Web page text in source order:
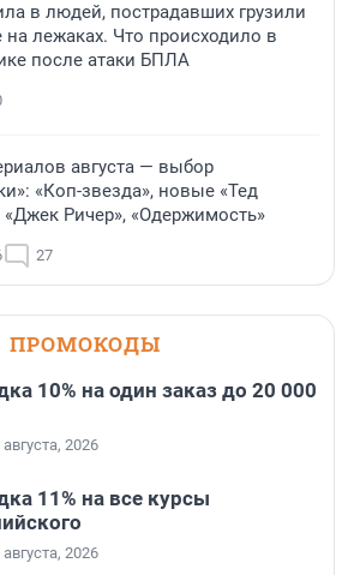
в людей, пострадавших грузили
на лежаках. Что происходило в
после атаки БПЛА
августа — выбор
«Коп-звезда», новые «Тед
Ричер», «Одержимость»
27
ПРОМОКОДЫ
10% на один заказ до 20 000
2026
11% на все курсы
2026